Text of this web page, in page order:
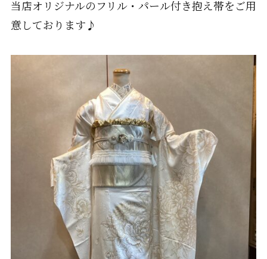
当店オリジナルのフリル・パール付き抱え帯をご用
意しております♪